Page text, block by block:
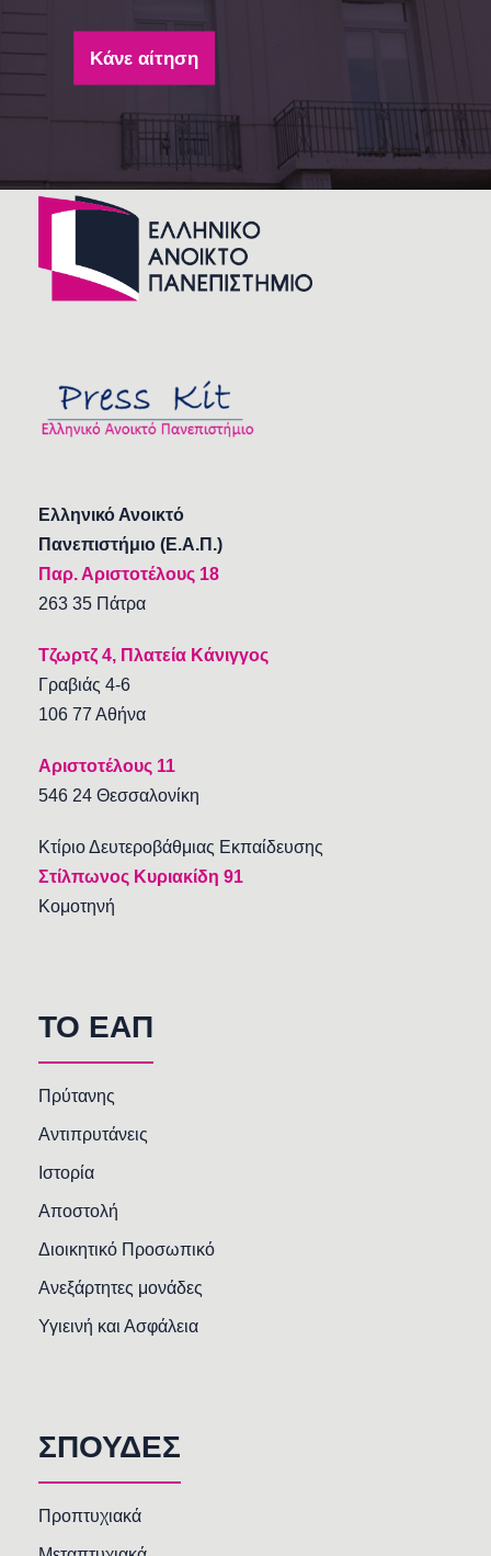
Κάνε αίτηση
Ελληνικό Ανοικτό
Πανεπιστήμιο (Ε.Α.Π.)
Παρ. Αριστοτέλους 18
263 35 Πάτρα
Τζωρτζ 4, Πλατεία Κάνιγγος
Γραβιάς 4-6
106 77 Αθήνα
Αριστοτέλους 11
546 24 Θεσσαλονίκη
Κτίριο Δευτεροβάθμιας Εκπαίδευσης
Στίλπωνος Κυριακίδη 91
Κομοτηνή
TO EAΠ
Πρύτανης
Αντιπρυτάνεις
Ιστορία
Αποστολή
Διοικητικό Προσωπικό
Ανεξάρτητες μονάδες
Υγιεινή και Ασφάλεια
ΣΠΟΥΔΕΣ
Προπτυχιακά